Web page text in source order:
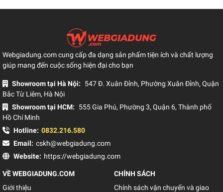
Webgiadung.com cung cấp đa dạng sản phẩm tiện ích và chất lượng
giúp mang đến cuộc sống hiện đại cho bạn
Showroom tại Hà Nội:
547 Đ. Xuân Đỉnh, Phường Xuân Đỉnh, Quận
Bắc Từ Liêm, Hà Nội
Showroom tại HCM:
555 Gia Phú, Phường 3, Quận 6, Thành phố
Hồ Chí Minh
Hotline: 0832.216.580
Email: cskh@webgiadung.com
Website: https://webgiadung.com
VỀ WEBGIADUNG.COM
Giới thiệu
CHÍNH SÁCH
Chính sách vận chuyển và giao